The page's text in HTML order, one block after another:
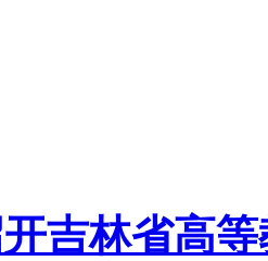
吉林省高